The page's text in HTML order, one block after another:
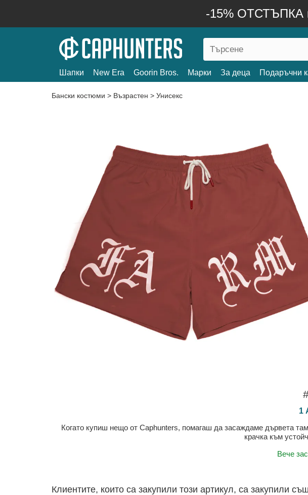
-15% ОТСТЪПКА
Шапки New Era Goorin Bros. Марки За деца Подаръчни
Бански костюми > Възрастен > Унисекс
1
Когато купиш нещо от Caphunters, помагаш да засаждаме дървета
крачка към
Вече
Клиентите, които са закупили този артикул, са закупили